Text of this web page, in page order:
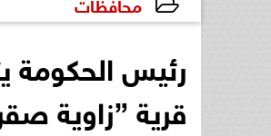
رئيس الحكومة
قرية ”زاوية